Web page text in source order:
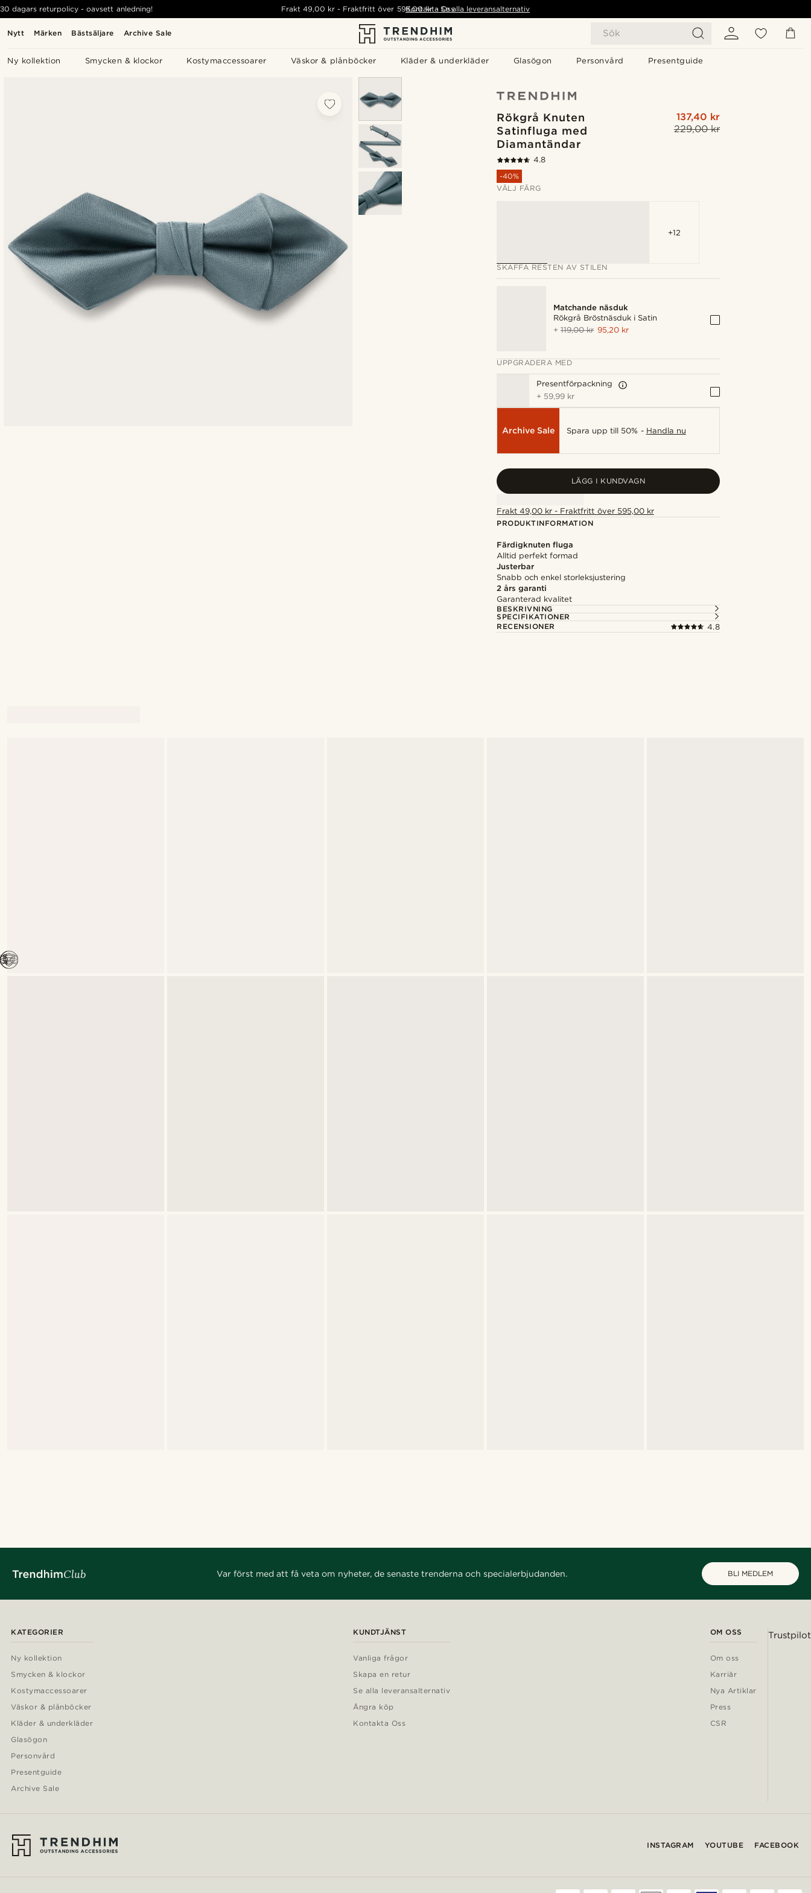
Nytt Märken Bästsäljare Archive Sale Sök
Ny kollektion Smycken & klockor Kostymaccessoarer Väskor & plånböcker Kläder & underkläder Glasögon Personvård Presentguide
30 dagars returpolicy - oavsett anledning! Frakt49,00 kr - Fraktfritt över 595,00 kr - Se alla leveransalternativ
Kontakta Oss
Rökgrå Knuten
Satinfluga med
Diamantändar
229,00 kr
137,40 kr
4.8
-40%
VÄLJ FÄRG
+12
SKAFFA RESTEN AV STILEN
Matchande näsduk
Rökgrå Bröstnäsduk i Satin
+119,00 kr 95,20 kr
UPPGRADERA MED
Presentförpackning
+ 59,99 kr
Archive Sale Spara upp till 50% - Handla nu
LÄGG I KUNDVAGN
Frakt 49,00 kr - Fraktfritt över 595,00 kr
PRODUKTINFORMATION
Färdigknuten fluga
Alltid perfekt formad
Justerbar
Snabb och enkel storleksjustering
2 års garanti
Garanterad kvalitet
BESKRIVNING
SPECIFIKATIONER
RECENSIONER
4.8
Var först med att få veta om nyheter, de senaste trenderna och specialerbjudanden. BLI MEDLEM
KATEGORIER
Ny kollektion
Smycken & klockor
Kostymaccessoarer
Väskor & plånböcker
Kläder & underkläder
Glasögon
Personvård
Presentguide
Archive Sale
KUNDTJÄNST
Vanliga frågor
Skapa en retur
Se alla leveransalternativ
Ångra köp
Kontakta Oss
OM OSS
Om oss
Karriär
Nya Artiklar
Press
CSR
Trustpilot
INSTAGRAM YOUTUBE FACEBOOK